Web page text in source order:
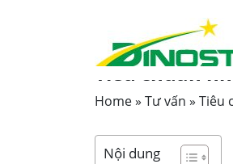
TƯ VẤN |08-02-2023
Tiêu chuẩn
Home» Tư vấn » Tiêu
Nội dung